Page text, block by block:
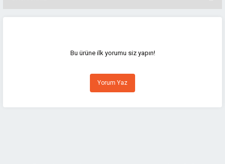
Görüş ve önerileriniz için teşekkür ederiz.
Ürün resmi kalitesiz, bozuk veya görüntülenemiyor.
Ürün açıklamasında eksik bilgiler bulunuyor.
Bu ürüne ilk yorumu siz yapın!
Yorum Yaz